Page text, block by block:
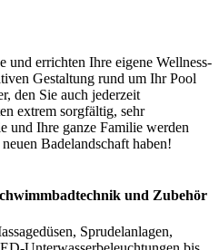
errichten Ihre eigene Wellness-
Gestaltung rund um Ihr Pool
den Sie auch jederzeit
extrem sorgfältig, sehr
und Ihre ganze Familie werden
Badelandschaft haben!
und Zubehör
Sprudelanlagen,